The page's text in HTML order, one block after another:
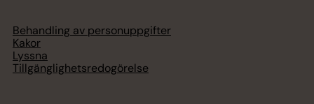
Behandling av personuppgifter
Kakor
Lyssna
Tillgänglighetsredogörelse